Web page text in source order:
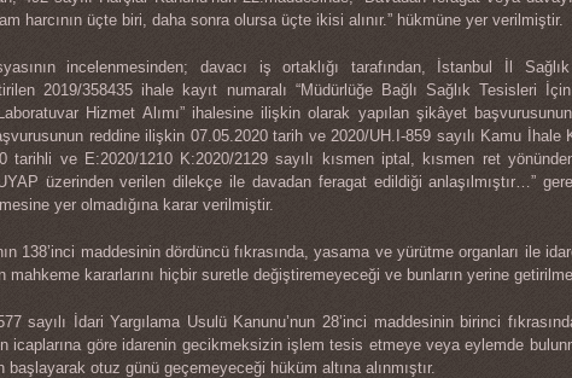
harcının üçte biri, daha sonra olursa üçte ikisi alınır.” hükmüne yer verilmiştir.
incelenmesinden; davacı iş ortaklığı tarafından, İstanbul İl
2019/358435 ihale kayıt numaralı “Müdürlüğe Bağlı Sağlık Tesisleri
Laboratuvar Hizmet Alımı” ihalesine ilişkin olarak yapılan şikâyet
reddine ilişkin 07.05.2020 tarih ve 2020/UH.I-859 sayılı Kamu İhale
tarihli ve E:2020/1210 K:2020/2129 sayılı kısmen iptal, kısmen ret
üzerinden verilen dilekçe ile davadan feragat edildiği anlaşılmıştır…”
yer olmadığına karar verilmiştir.
138’inci maddesinin dördüncü fıkrasında, yasama ve yürütme organları ile
mahkeme kararlarını hiçbir suretle değiştiremeyeceği ve bunların yerine
sayılı İdari Yargılama Usulü Kanunu’nun 28’inci maddesinin birinci
icaplarına göre idarenin gecikmeksizin işlem tesis etmeye veya eylemde
başlayarak otuz günü geçemeyeceği hüküm altına alınmıştır.